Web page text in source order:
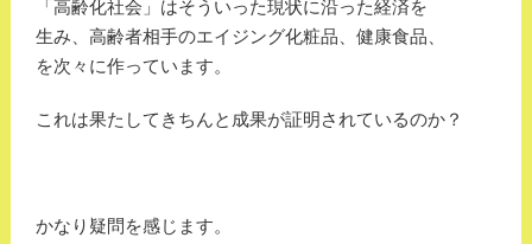
「高齢化社会」はそういった現状に沿った経済を
生み、高齢者相手のエイジング化粧品、健康食品、
を次々に作っています。
これは果たしてきちんと成果が証明されているのか？
かなり疑問を感じます。